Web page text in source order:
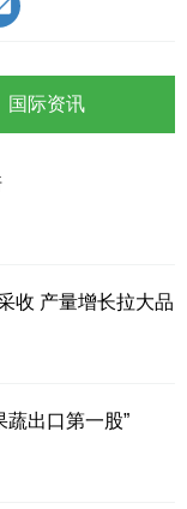
收 产量增长拉大品
蔬出口第一股”
国际资讯